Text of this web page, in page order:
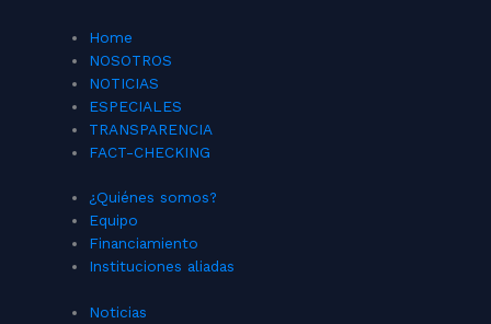
Home
NOSOTROS
NOTICIAS
ESPECIALES
TRANSPARENCIA
FACT-CHECKING
¿Quiénes somos?
Equipo
Financiamiento
Instituciones aliadas
Noticias